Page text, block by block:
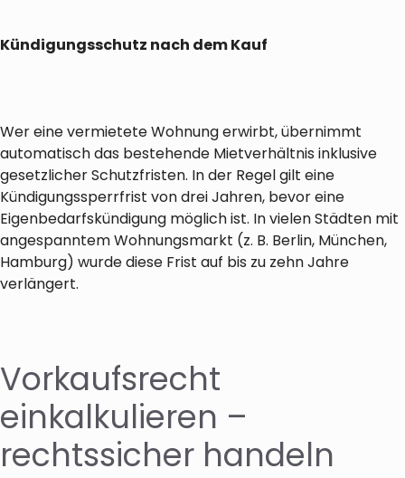
Kündigungsschutz nach dem Kauf
Wer eine vermietete Wohnung erwirbt, übernimmt
automatisch das bestehende Mietverhältnis inklusive
gesetzlicher Schutzfristen. In der Regel gilt eine
Kündigungssperrfrist von drei Jahren, bevor eine
Eigenbedarfskündigung möglich ist. In vielen Städten mit
angespanntem Wohnungsmarkt (z. B. Berlin, München,
Hamburg) wurde diese Frist auf bis zu zehn Jahre
verlängert.
Vorkaufsrecht
einkalkulieren –
rechtssicher handeln